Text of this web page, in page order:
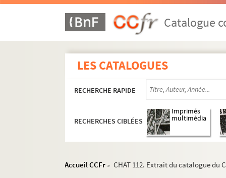
Catalogue
LES CATALOGUES
RECHERCHE RAPIDE
RECHERCHES CIBLÉES
Imprimés
multimédia
Accueil CCFr > CHAT 112. Extrait du catalogue